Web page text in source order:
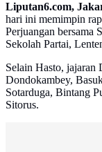
Liputan6.com,
hari ini memimpin
Perjuangan bersama
Sekolah Partai,
Selain Hasto, jajaran
Dondokambey,
Sotarduga, Bintang
Sitorus.